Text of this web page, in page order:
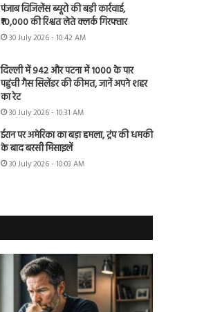
पंजाब विजिलेंस ब्यूरो की बड़ी कार्रवाई,
₹10,000 की रिश्वत लेते क्लर्क गिरफ्तार
30 July 2026 - 10:42 AM
दिल्ली में 942 और पटना में 1000 के पार
पहुंची गैस सिलेंडर की कीमत, जानें अपने शहर
का रेट
30 July 2026 - 10:31 AM
ईरान पर अमेरिका का बड़ा हमला, ट्रंप की धमकी
के बाद बरसी मिसाइलें
30 July 2026 - 10:03 AM